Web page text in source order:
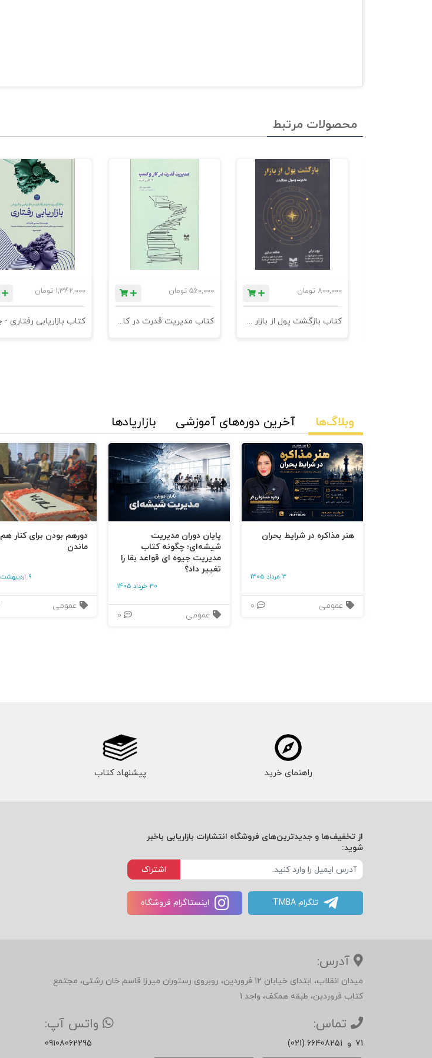
محصولات مرتبط
800,000 تومان
کتاب بازگشت پول از بازار مدیریت وصول مطالبات
560,000 تومان
کتاب مدیریت قدرت در کاروکسب
1,342,000 تومان
وبلاگ‌ها آخرین دوره‌های آموزشی بازاریادها
هنر مذاکره در شرایط بحران
3 مرداد 1405
عمومی
پایان دوران مدیریت
شیشه‌ای؛ چگونه کتاب
مدیریت جیوه‌ ای قواعد بقا را
تغییر داد؟
30 خرداد 1405
عمومی
دورهم بودن برای کنار هم
ماندن
9 اردیبهشت 1405
عمومی
راهنمای خرید پیشنهاد کتاب
از تخفیف‌ها و جدیدترین‌های فروشگاه انتشارات بازاریابی باخبر
شوید:
اشتراک
تلگرام TMBA اینستاگرام فروشگاه
آدرس:
میدان انقلاب، ابتدای خیابان 12 فروردین، روبروی رستوران میرزا قاسم خان رشتی، مجتمع
کتاب فروردین، طبقه همکف، واحد 1
تماس:
(021) 66408251 و 71
واتس آپ:
09108062295